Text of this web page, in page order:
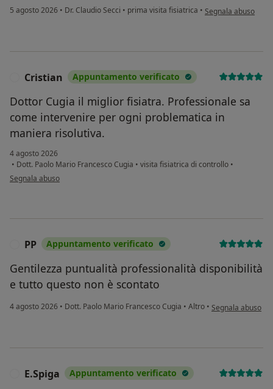
5 agosto 2026 • Dr. Claudio Secci • prima visita fisiatrica • secondo l'opinione
Segnala abuso
Cristian Appuntamento verificato
Dottor Cugia il miglior fisiatra. Professionale sa
come intervenire per ogni problematica in
maniera risolutiva.
4 agosto 2026
• Dott. Paolo Mario Francesco Cugia • visita fisiatrica di controllo •
secondo l'opinione dell'utente Cristian
Segnala abuso
PP Appuntamento verificato
Gentilezza puntualità professionalità disponibilità
e tutto questo non è scontato
4 agosto 2026 • Dott. Paolo Mario Francesco Cugia • Altro • secondo
Segnala abuso
E.Spiga Appuntamento verificato